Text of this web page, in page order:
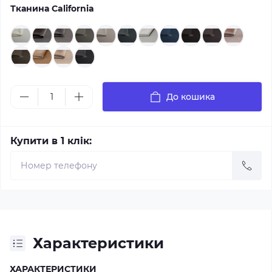
Тканина California
До кошика
Купити в 1 клік:
Характеристики
ХАРАКТЕРИСТИКИ